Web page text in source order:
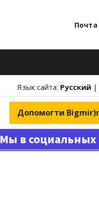
Почта
Язык сайта: Русский |
Допомогти
Мы в социальных